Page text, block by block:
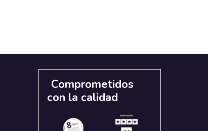
Comprometidos
con la calidad